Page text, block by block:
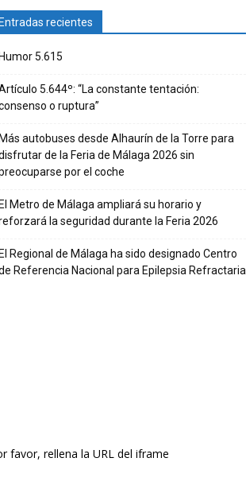
recientes
5.615
5.644º: “La constante tentación:
o ruptura”
autobuses desde Alhaurín de la Torre para
de la Feria de Málaga 2026 sin
por el coche
Metro de Málaga ampliará su horario y
la seguridad durante la Feria 2026
Regional de Málaga ha sido designado Centro
Referencia Nacional para Epilepsia Refractaria
favor, rellena la URL del iframe